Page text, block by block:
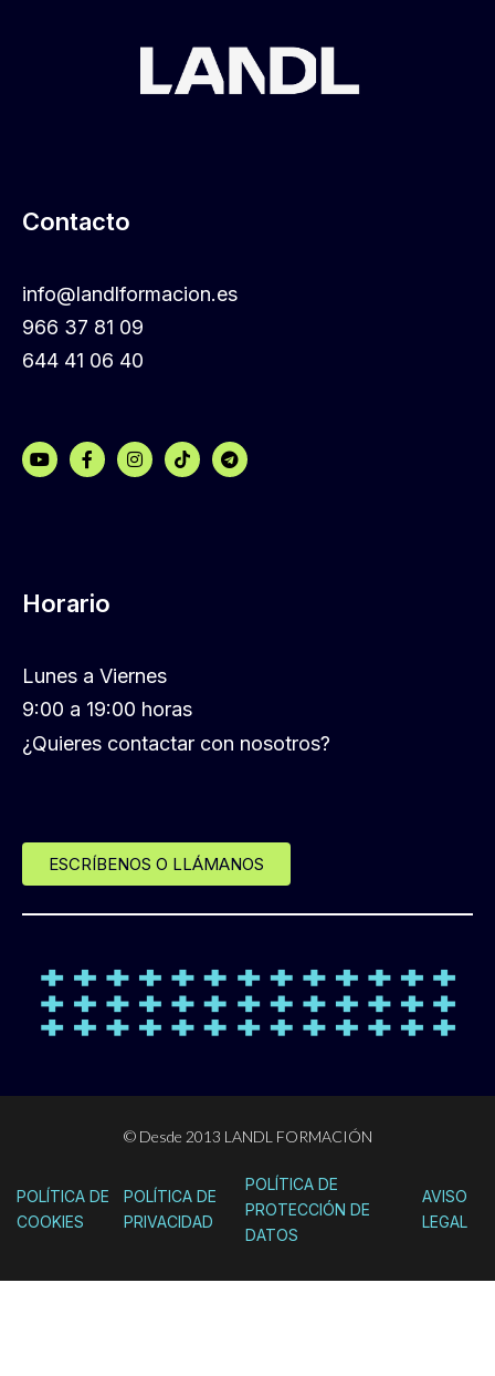
Contacto
info@landlformacion.es
966 37 81 09
644 41 06 40
Horario
Lunes a Viernes
9:00 a 19:00 horas
¿Quieres contactar con nosotros?
ESCRÍBENOS O LLÁMANOS
© Desde 2013 LANDL FORMACIÓN
POLÍTICA DE
COOKIES
POLÍTICA DE
PRIVACIDAD
POLÍTICA DE
PROTECCIÓN DE
DATOS
AVISO
LEGAL